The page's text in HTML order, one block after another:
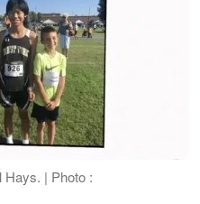
Hays. | Photo :